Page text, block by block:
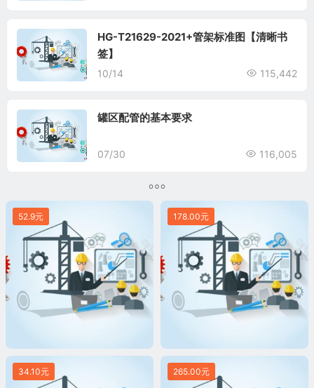
HG-T21629-2021+管架标准图【清晰书
签】
10/14 115,442
罐区配管的基本要求
07/30 116,005
52.9元 178.00元
34.10元 265.00元